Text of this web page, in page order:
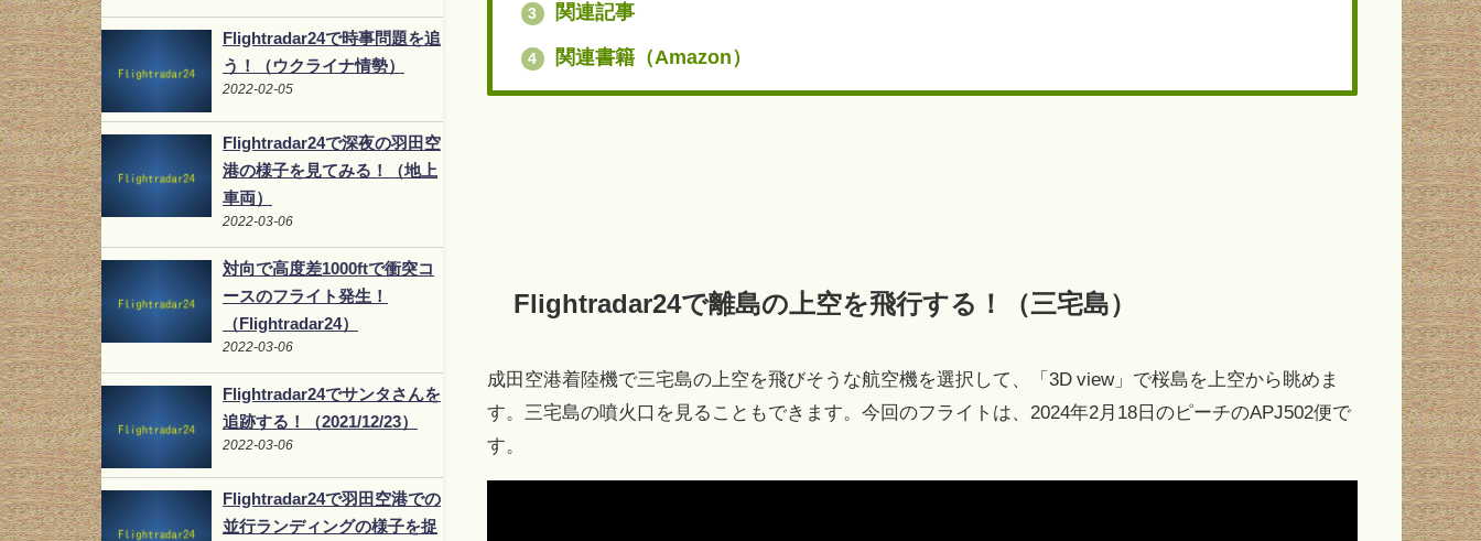
3 関連記事
4 関連書籍（Amazon）
Flightradar24で離島の上空を飛行する！（三宅島）
成田空港着陸機で三宅島の上空を飛びそうな航空機を選択して、「3D view」で桜島を上空から眺めま
す。三宅島の噴火口を見ることもできます。今回のフライトは、2024年2月18日のピーチのAPJ502便で
す。
Flightradar24で時事問題を追
う！（ウクライナ情勢）
2022-02-05
Flightradar24で深夜の羽田空
港の様子を見てみる！（地上
車両）
2022-03-06
対向で高度差1000ftで衝突コ
ースのフライト発生！
（Flightradar24）
2022-03-06
Flightradar24でサンタさんを
追跡する！（2021/12/23）
2022-03-06
Flightradar24で羽田空港での
並行ランディングの様子を捉